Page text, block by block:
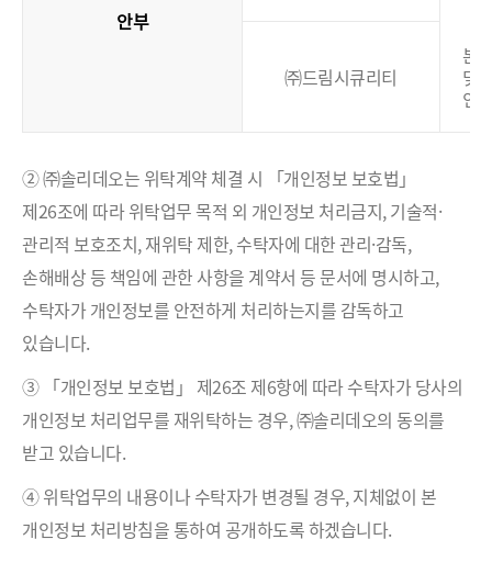
안부
㈜드림시큐리티
본
및
인
② ㈜솔리데오는 위탁계약 체결 시 「개인정보 보호법」
제26조에 따라 위탁업무 목적 외 개인정보 처리금지, 기술적·
관리적 보호조치, 재위탁 제한, 수탁자에 대한 관리·감독,
손해배상 등 책임에 관한 사항을 계약서 등 문서에 명시하고,
수탁자가 개인정보를 안전하게 처리하는지를 감독하고
있습니다.
③ 「개인정보 보호법」 제26조 제6항에 따라 수탁자가 당사의
개인정보 처리업무를 재위탁하는 경우, ㈜솔리데오의 동의를
받고 있습니다.
④ 위탁업무의 내용이나 수탁자가 변경될 경우, 지체없이 본
개인정보 처리방침을 통하여 공개하도록 하겠습니다.